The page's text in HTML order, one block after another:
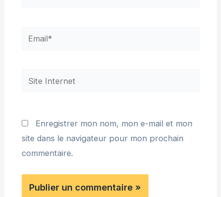
Email*
Site
Enregistrer mon nom, mon e-mail et mon
site dans le navigateur pour mon prochain
commentaire.